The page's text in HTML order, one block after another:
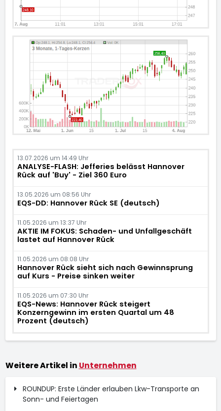
13.07.2026 um 14:49 Uhr
ANALYSE-FLASH: Jefferies belässt Hannover
Rück auf 'Buy' - Ziel 360 Euro
13.05.2026 um 08:56 Uhr
EQS-DD: Hannover Rück SE (deutsch)
11.05.2026 um 13:37 Uhr
AKTIE IM FOKUS: Schaden- und Unfallgeschäft
lastet auf Hannover Rück
11.05.2026 um 08:08 Uhr
Hannover Rück sieht sich nach Gewinnsprung
auf Kurs - Preise sinken weiter
11.05.2026 um 07:30 Uhr
EQS-News: Hannover Rück steigert
Konzerngewinn im ersten Quartal um 48
Prozent (deutsch)
Weitere Artikel in Unternehmen
ROUNDUP: Erste Länder erlauben Lkw-Transporte an
Sonn- und Feiertagen